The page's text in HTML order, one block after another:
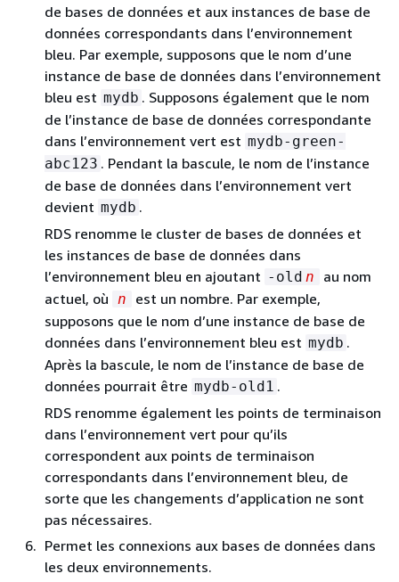
de bases de données et aux instances de base de
données correspondants dans l’environnement
bleu. Par exemple, supposons que le nom d’une
instance de base de données dans l’environnement
bleu est mydb . Supposons également que le nom
de l’instance de base de données correspondante
dans l’environnement vert est mydb-green-
abc123 . Pendant la bascule, le nom de l’instance
de base de données dans l’environnement vert
devient mydb .
RDS renomme le cluster de bases de données et
les instances de base de données dans
l’environnement bleu en ajoutant -old n
au nom
actuel, où
n
est un nombre. Par exemple,
supposons que le nom d’une instance de base de
données dans l’environnement bleu est mydb .
Après la bascule, le nom de l’instance de base de
données pourrait être mydb-old1 .
RDS renomme également les points de terminaison
dans l’environnement vert pour qu’ils
correspondent aux points de terminaison
correspondants dans l’environnement bleu, de
sorte que les changements d’application ne sont
pas nécessaires.
Permet les connexions aux bases de données dans
les deux environnements.